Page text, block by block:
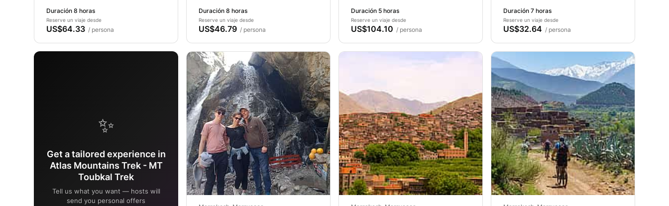
completo
Duración 8 horas
Reserve un viaje desde
US$64.33 / persona
Duración 8 horas
Reserve un viaje desde
US$46.79 / persona
Duración 5 horas
Reserve un viaje desde
US$104.10 / persona
Duración 7 horas
Reserve un viaje desde
US$32.64 / persona
✨
Get a tailored experience in
Atlas Mountains Trek - MT
Toubkal Trek
Tell us what you want — hosts will
send you personal offers